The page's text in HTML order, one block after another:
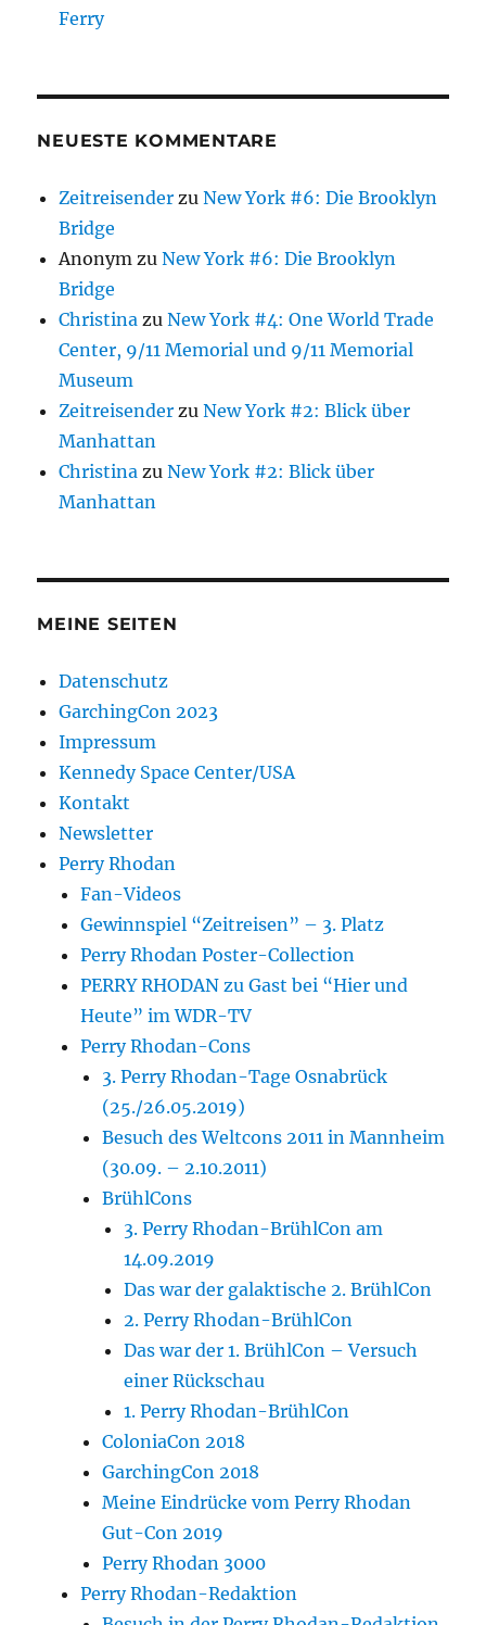
Ferry
NEUESTE KOMMENTARE
Zeitreisender zuNew York #6: Die Brooklyn
Bridge
Anonym zuNew York #6: Die Brooklyn
Bridge
Christina zuNew York #4: One World Trade
Center, 9/11 Memorial und 9/11 Memorial
Museum
Zeitreisender zuNew York #2: Blick über
Manhattan
Christina zuNew York #2: Blick über
Manhattan
MEINE SEITEN
Datenschutz
GarchingCon 2023
Impressum
Kennedy Space Center/USA
Kontakt
Newsletter
Perry Rhodan
Fan-Videos
Gewinnspiel “Zeitreisen” – 3. Platz
Perry Rhodan Poster-Collection
PERRY RHODAN zu Gast bei “Hier und
Heute” im WDR-TV
Perry Rhodan-Cons
3. Perry Rhodan-Tage Osnabrück
(25./26.05.2019)
Besuch des Weltcons 2011 in Mannheim
(30.09. – 2.10.2011)
BrühlCons
3. Perry Rhodan-BrühlCon am
14.09.2019
Das war der galaktische 2. BrühlCon
2. Perry Rhodan-BrühlCon
Das war der 1. BrühlCon – Versuch
einer Rückschau
1. Perry Rhodan-BrühlCon
ColoniaCon 2018
GarchingCon 2018
Meine Eindrücke vom Perry Rhodan
Gut-Con 2019
Perry Rhodan 3000
Perry Rhodan-Redaktion